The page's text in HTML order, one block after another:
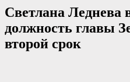
Светлана Леднева
должность главы
второй срок